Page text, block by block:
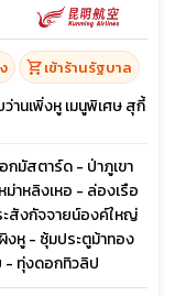
shopping_cartเข้าร้านรัฐบาล
านเพิ่งหู เมนูพิเศษ สุกี้
มัสตาร์ด - ป่าภูเขา
าหลิงเหอ - ล่องเรือ
ะสังกัจจายน์องค์ใหญ่
งหู - ซุ้มประตูม้าทอง
- ทุ่งดอกทิวลิป